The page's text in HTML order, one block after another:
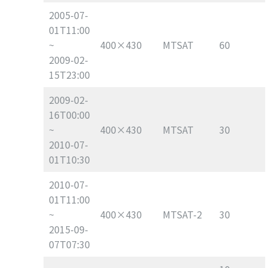
2005-07-
01T11:00
~
2009-02-
15T23:00
400×430 MTSAT 60
2009-02-
16T00:00
~
2010-07-
01T10:30
400×430 MTSAT 30
2010-07-
01T11:00
~
2015-09-
07T07:30
400×430 MTSAT-2 30